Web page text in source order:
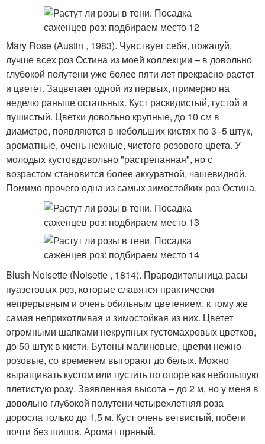
Mary Rose (Austin , 1983). Чувствует себя, пожалуй,
лучше всех роз Остина из моей коллекции – в довольно
глубокой полутени уже более пяти лет прекрасно растет
и цветет. Зацветает одной из первых, примерно на
неделю раньше остальных. Куст раскидистый, густой и
пушистый. Цветки довольно крупные, до 10 см в
диаметре, появляются в небольших кистях по 3–5 штук,
ароматные, очень нежные, чистого розового цвета. У
молодых кустовдовольно "растрепанная", но с
возрастом становится более аккуратной, чашевидной.
Помимо прочего одна из самых зимостойких роз Остина.
Blush Noisette (Noisette , 1814). Прародительница расы
нуазетовых роз, которые славятся практически
непрерывным и очень обильным цветением, к тому же
самая неприхотливая и зимостойкая из них. Цветет
огромными шапками некрупных густомахровых цветков,
до 50 штук в кисти. Бутоны малиновые, цветки нежно-
розовые, со временем выгорают до белых. Можно
выращивать кустом или пустить по опоре как небольшую
плетистую розу. Заявленная высота – до 2 м, но у меня в
довольно глубокой полутени четырехлетняя роза
доросла только до 1,5 м. Куст очень ветвистый, побеги
почти без шипов. Аромат пряный.